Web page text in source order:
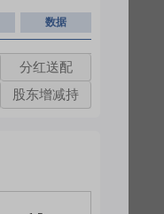
数据
分红送配
股东增减持